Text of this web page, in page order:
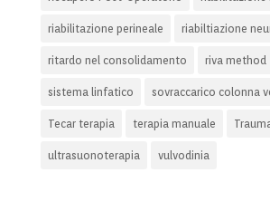
riabilitazione perineale riabiltiazione
ritardo nel consolidamento riva method
sistema linfatico sovraccarico colonna
Tecar terapia terapia manuale
ultrasuonoterapia vulvodinia